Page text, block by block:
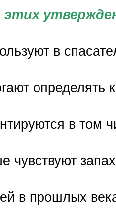
в
определять
в том
чувствуют
в прошлых